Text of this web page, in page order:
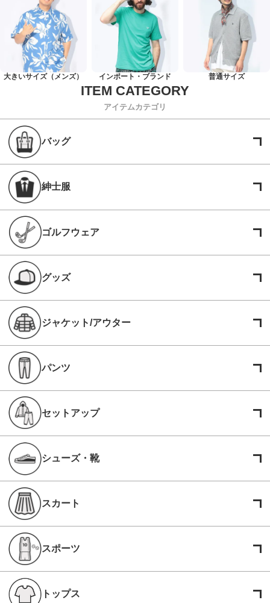
大きいサイズ（メンズ） インポート・ブランド 普通サイズ
アイテムカテゴリ
バッグ
紳士服
ゴルフウェア
グッズ
ジャケット/アウター
パンツ
セットアップ
シューズ・靴
スカート
スポーツ
トップス